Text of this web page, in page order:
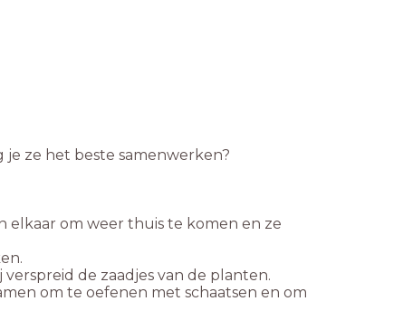
je ze het beste samenwerken?
elkaar om weer thuis te komen en ze
de zaadjes van de planten.
om te oefenen met schaatsen en om